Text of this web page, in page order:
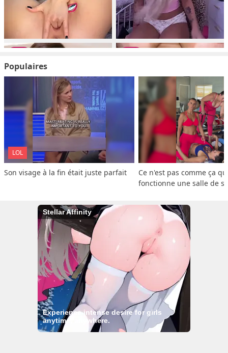
Populaires
LOL
Son visage à la fin était juste parfait
Ce n'est pas comme ça
fonctionne une salle de